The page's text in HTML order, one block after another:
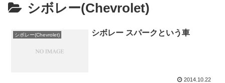
シボレー(Chevrolet)
シボレー(Chevrolet) シボレー スパークという車
2014.10.22